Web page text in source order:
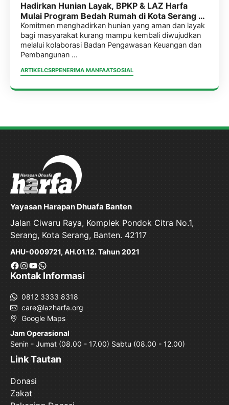
Hadirkan Hunian Layak, BPKP & LAZ Harfa
Mulai Program Bedah Rumah di Kota Serang &
Kab. Pandeglang.
Komitmen menghadirkan hunian yang aman dan layak
bagi masyarakat kurang mampu kembali diwujudkan
melalui kolaborasi Badan Pengawasan Keuangan dan
Pembangunan ...
ARTIKELCSRPENERIMA MANFAATSOSIAL
Yayasan Harapan Dhuafa Banten
Jalan Ciwaru Raya, Komplek Pondok Citra No.1,
Serang, Kota Serang, Banten. 42117
AHU-0009721, AH.01.12. Tahun 2021
Facebook
Instagram
YouTube
WhatsApp
Kontak Informasi
0812 3333 8318
care@lazharfa.org
Google Maps
Jam Operasional
Senin - Jumat (08.00 - 17.00) Sabtu (08.00 - 12.00)
Link Tautan
Donasi
Zakat